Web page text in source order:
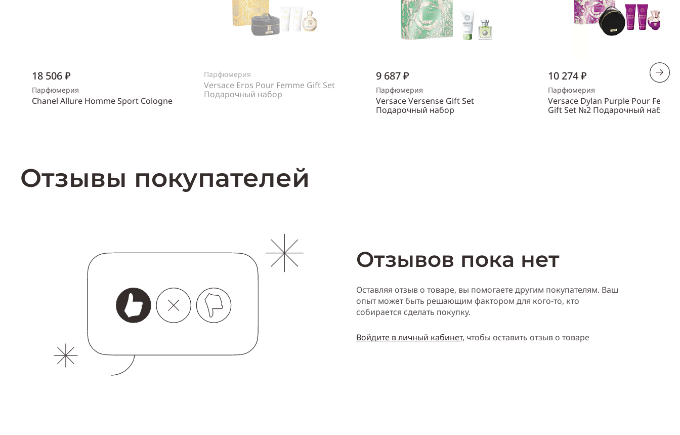
18 506 ₽
Парфюмерия
Chanel Allure Homme Sport Cologne
Парфюмерия
Versace Eros Pour Femme Gift Set
Подарочный набор
9 687 ₽
Парфюмерия
Versace Versense Gift Set
Подарочный набор
10 274 ₽
Парфюмерия
Versace Dylan Purple Pour Femme
Gift Set №2 Подарочный набор
Отзывы покупателей
Отзывов пока нет
Оставляя отзыв о товаре, вы помогаете другим покупателям. Ваш
опыт может быть решающим фактором для кого-то, кто
собирается сделать покупку.
Войдите в личный кабинет, чтобы оставить отзыв о товаре